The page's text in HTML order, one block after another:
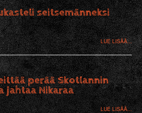
seitsemänneksi
LUE LISÄÄ...
perää Skotlannin
jahtaa Nikaraa
LUE LISÄÄ...